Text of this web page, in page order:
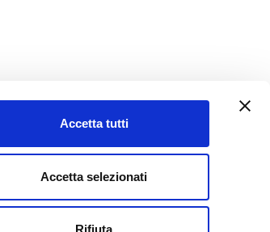
Accetta tutti
Accetta selezionati
Rifiuta